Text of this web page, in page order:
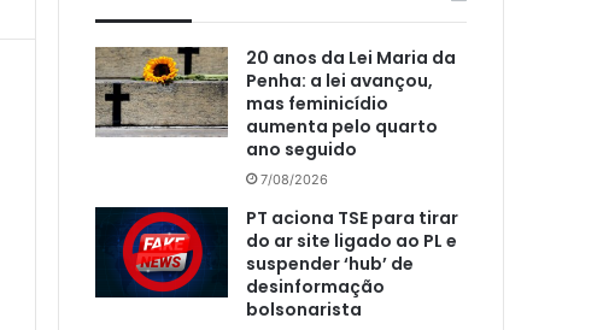
20 anos da Lei Maria da
Penha: a lei avançou,
mas feminicídio
aumenta pelo quarto
ano seguido
7/08/2026
PT aciona TSE para tirar
do ar site ligado ao PL e
suspender ‘hub’ de
desinformação
bolsonarista